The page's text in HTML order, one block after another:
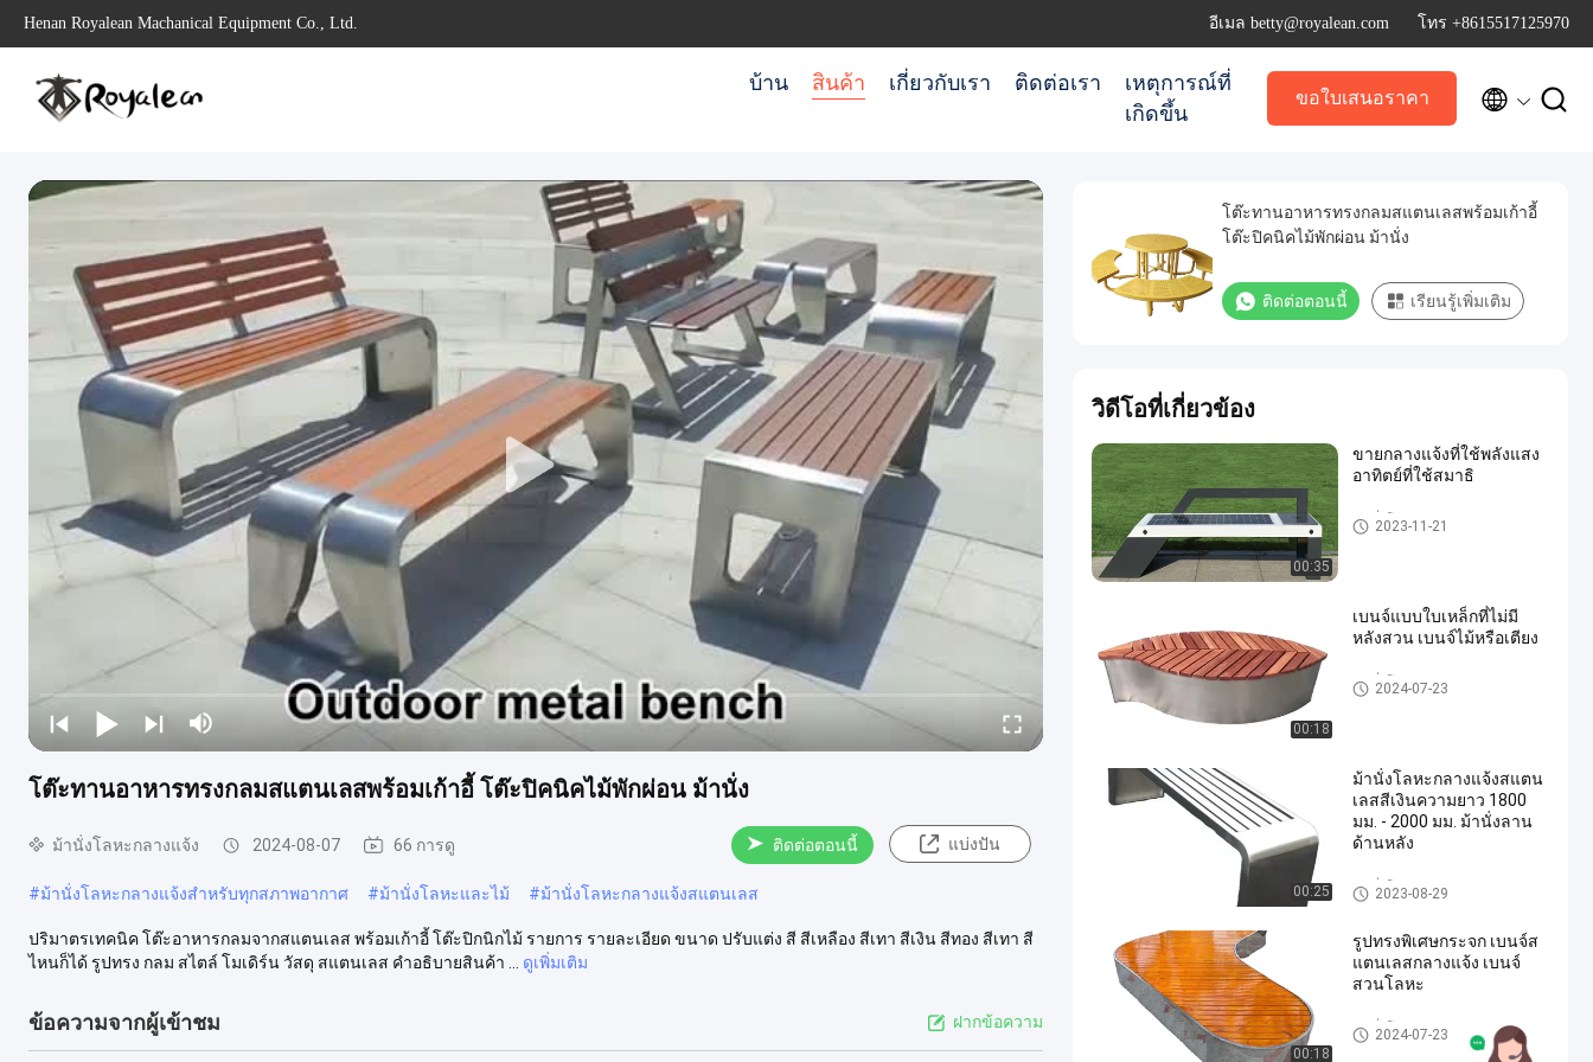
Henan Royalean Machanical Equipment Co., Ltd. อีเมล betty@royalean.com โทร +8615517125970
บ้าน สินค้า เกี่ยวกับเรา ติดต่อเรา
เหตุการณ์ที่
เกิดขึ้น
ขอใบเสนอราคา  
โต๊ะทานอาหารทรงกลมสแตนเลสพร้อมเก้าอี้ โต๊ะปิคนิคไม้พักผ่อน ม้านั่ง
ม้านั่งโลหะกลางแจ้ง 2024-08-07 66 การดู ติดต่อตอนนี้ แบ่งปัน
#ม้านั่งโลหะกลางแจ้งสำหรับทุกสภาพอากาศ #ม้านั่งโลหะและไม้ #ม้านั่งโลหะกลางแจ้งสแตนเลส
ปริมาตรเทคนิค โต๊ะอาหารกลมจากสแตนเลส พร้อมเก้าอี้ โต๊ะปิกนิกไม้ รายการ รายละเอียด ขนาด ปรับแต่ง สี สีเหลือง สีเทา สีเงิน สีทอง สีเทา สี
ไหนก็ได้ รูปทรง กลม สไตล์ โมเดิร์น วัสดุ สแตนเลส คําอธิบายสินค้า ...
ดูเพิ่มเติม
ข้อความจากผู้เข้าชม ฝากข้อความ
โต๊ะทานอาหารทรงกลมสแตนเลสพร้อมเก้าอี้
โต๊ะปิคนิคไม้พักผ่อน ม้านั่ง
ติดต่อตอนนี้ เรียนรู้เพิ่มเติม
วิดีโอที่เกี่ยวข้อง
00:35
ขายกลางแจ้งที่ใช้พลังแสง
อาทิตย์ที่ใช้สมาธิ
ม้านั่งโลหะกลางแจ้ง
2023-11-21
00:18
เบนจ์แบบใบเหล็กที่ไม่มี
หลังสวน เบนจ์ไม้หรือเตียง
ม้านั่งโลหะกลางแจ้ง
2024-07-23
00:25
ม้านั่งโลหะกลางแจ้งสแตน
เลสสีเงินความยาว 1800
มม. - 2000 มม. ม้านั่งลาน
ด้านหลัง
ม้านั่งโลหะกลางแจ้ง
2023-08-29
00:18
รูปทรงพิเศษกระจก เบนจ์ส
แตนเลสกลางแจ้ง เบนจ์
สวนโลหะ
ม้านั่งโลหะกลางแจ้ง
2024-07-23